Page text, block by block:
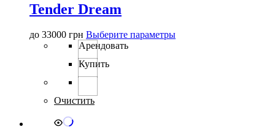
Tender Dream
до 33000 грн Выберите параметрыЭтот
Арендовать
Купить
Очистить